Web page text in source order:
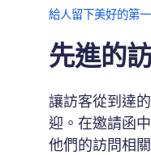
給人留下美好的第
先進的
讓訪客從到達
迎。在邀請函
他們的訪問相